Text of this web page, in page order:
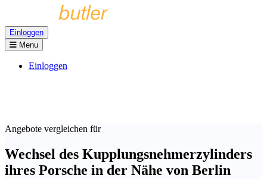
Einloggen
Menu
Einloggen
Angebote vergleichen für
Wechsel des Kupplungsnehmerzylinders
ihres Porsche in der Nähe von Berlin